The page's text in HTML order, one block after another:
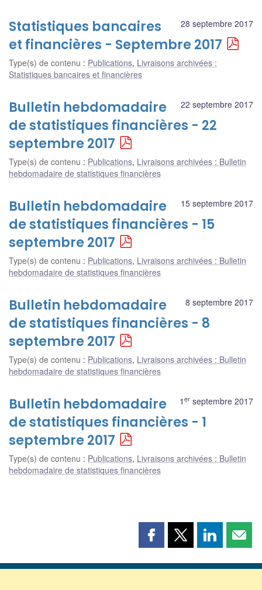
28 septembre 2017
Statistiques bancaires
et financières - Septembre 2017
Type(s) de contenu : Publications, Livraisons archivées :
Statistiques bancaires et financières
22 septembre 2017
Bulletin hebdomadaire
de statistiques financières - 22
septembre 2017
Type(s) de contenu : Publications, Livraisons archivées : Bulletin
hebdomadaire de statistiques financières
15 septembre 2017
Bulletin hebdomadaire
de statistiques financières - 15
septembre 2017
Type(s) de contenu : Publications, Livraisons archivées : Bulletin
hebdomadaire de statistiques financières
8 septembre 2017
Bulletin hebdomadaire
de statistiques financières - 8
septembre 2017
Type(s) de contenu : Publications, Livraisons archivées : Bulletin
hebdomadaire de statistiques financières
1 er septembre 2017
Bulletin hebdomadaire
de statistiques financières - 1
septembre 2017
Type(s) de contenu : Publications, Livraisons archivées : Bulletin
hebdomadaire de statistiques financières
Partager
page
Partager
page
Partager
page page